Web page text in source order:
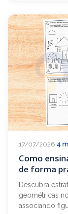
17/07/2026·4
Como
de forma
Descubra
geométricas
associando